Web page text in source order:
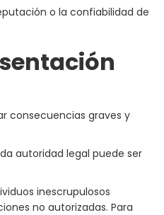
o la confiabilidad de
consecuencias graves y
autoridad legal puede ser
inescrupulosos
no autorizadas. Para